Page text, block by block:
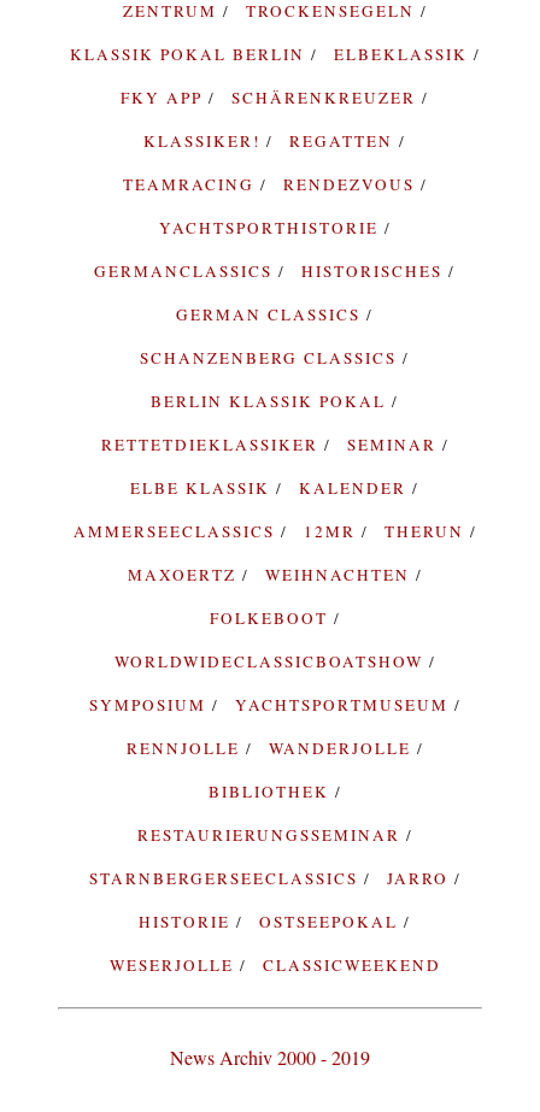
ZENTRUM
TROCKENSEGELN
KLASSIK POKAL BERLIN
ELBEKLASSIK
FKY APP
SCHÄRENKREUZER
KLASSIKER!
REGATTEN
TEAMRACING
RENDEZVOUS
YACHTSPORTHISTORIE
GERMANCLASSICS
HISTORISCHES
GERMAN CLASSICS
SCHANZENBERG CLASSICS
BERLIN KLASSIK POKAL
RETTETDIEKLASSIKER
SEMINAR
ELBE KLASSIK
KALENDER
AMMERSEECLASSICS
12MR
THERUN
MAXOERTZ
WEIHNACHTEN
FOLKEBOOT
WORLDWIDECLASSICBOATSHOW
SYMPOSIUM
YACHTSPORTMUSEUM
RENNJOLLE
WANDERJOLLE
BIBLIOTHEK
RESTAURIERUNGSSEMINAR
STARNBERGERSEECLASSICS
JARRO
HISTORIE
OSTSEEPOKAL
WESERJOLLE
CLASSICWEEKEND
News Archiv 2000 - 2019